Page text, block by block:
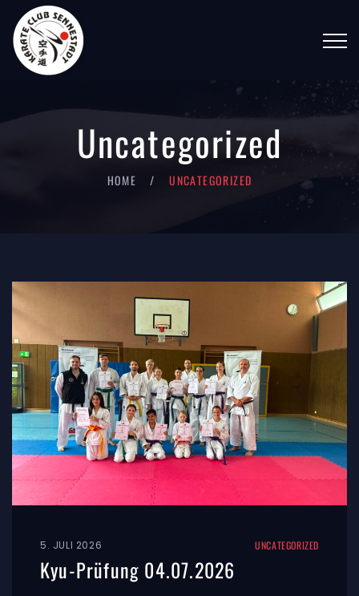
Uncategorized
HOME UNCATEGORIZED
5. JULI 2026 UNCATEGORIZED
Kyu-Prüfung 04.07.2026